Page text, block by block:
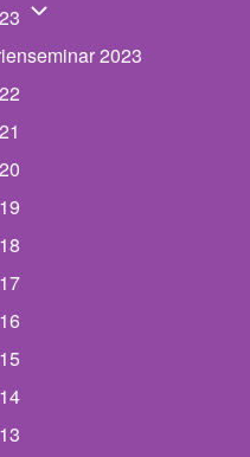
Unternavigation von
2023